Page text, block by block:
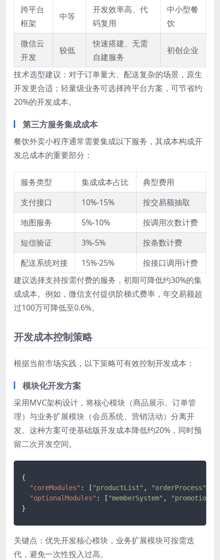
跨平台
框架
中等
开发效率高、代
码复用
中小型餐
饮
微信云
开发
较低
快速搭建、无需
自建服务
初创企业
技术选型建议：对于订单量大、配送复杂的场景，原生
开发更合适；轻量级业务可选择跨平台方案，可节省约
20%的开发成本。
第三方服务集成成本
餐饮外卖小程序通常需要集成以下服务，其成本构成开
发总成本的重要部分：
服务类型 集成成本占比
典型费用
支付接口
10%-15%
按交易额抽取
地图服务
5%-10%
按调用次数计费
短信验证
3%-5%
按条数计费
配送系统对接
15%-25%
按接口调用计费
建议选择支持按需付费的服务，初期可降低约30%的集
成成本。例如，微信支付提供阶梯式费率，年交易额超
过100万可降低至0.6%。
开发成本控制策略
根据当前市场实践，以下策略可有效控制开发成本：
模块化开发方案
采用MVC架构设计，将核心模块（商品展示、订单管
理）与业务扩展模块（会员系统、营销活动）分离开
发。这种方案可使基础版开发成本降低约20%，同时预
留二次开发空间。
{
"coreModules" : [ "productList" , "orderProcess"
"optionalModules" : [ "memberSystem" ,
}
关键点：优先开发核心模块，业务扩展模块可按需迭
代，避免一次性投入过高。